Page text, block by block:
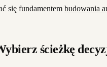
się fundamentem budowania
ścieżkę